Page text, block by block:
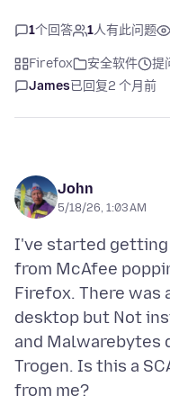
1个回答 1人有此问题
Firefox 安全软件
提
James已回复2 个月前
John
5/18/26, 1:03 AM
I've started getting
from McAfee
Firefox. There was
desktop but Not
and Malwarebytes
Trogen. Is this a
from me?